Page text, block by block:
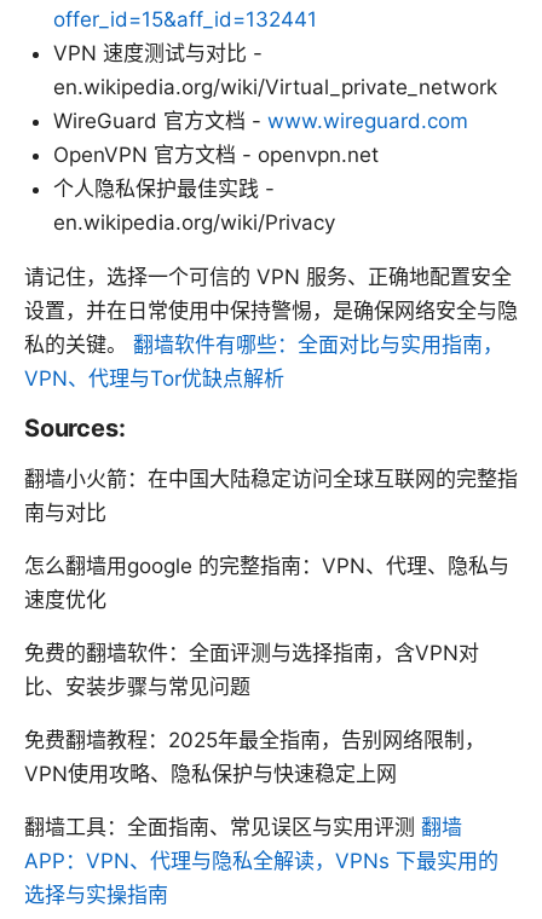
offer_id=15&aff_id=132441
VPN 速度测试与对比 -
en.wikipedia.org/wiki/Virtual_private_network
WireGuard 官方文档 - www.wireguard.com
OpenVPN 官方文档 - openvpn.net
个人隐私保护最佳实践 -
en.wikipedia.org/wiki/Privacy
请记住，选择一个可信的 VPN 服务、正确地配置安全
设置，并在日常使用中保持警惕，是确保网络安全与隐
私的关键。 翻墙软件有哪些：全面对比与实用指南，
VPN、代理与Tor优缺点解析
Sources:
翻墙小火箭：在中国大陆稳定访问全球互联网的完整指
南与对比
怎么翻墙用google 的完整指南：VPN、代理、隐私与
速度优化
免费的翻墙软件：全面评测与选择指南，含VPN对
比、安装步骤与常见问题
免费翻墙教程：2025年最全指南，告别网络限制，
VPN使用攻略、隐私保护与快速稳定上网
翻墙工具：全面指南、常见误区与实用评测 翻墙
APP：VPN、代理与隐私全解读，VPNs 下最实用的
选择与实操指南